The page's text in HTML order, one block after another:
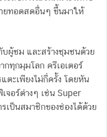
ยทอดสดอื่นๆ ขึ้นมาให้
ผู้ชม และสร้างชุมชนด้วย
ทุกมุมโลก ครีเอเตอร์
ตะเพียงไม่กี่ครั้ง โดยหัน
จอร์ต่างๆ เช่น Super
เป็นสมาชิกของช่องได้ด้วย